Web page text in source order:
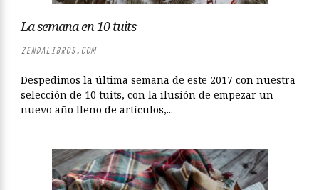
La semana en 10 tuits
ZENDALIBROS.COM
Despedimos la última semana de este 2017 con nuestra
selección de 10 tuits, con la ilusión de empezar un
nuevo año lleno de artículos,...